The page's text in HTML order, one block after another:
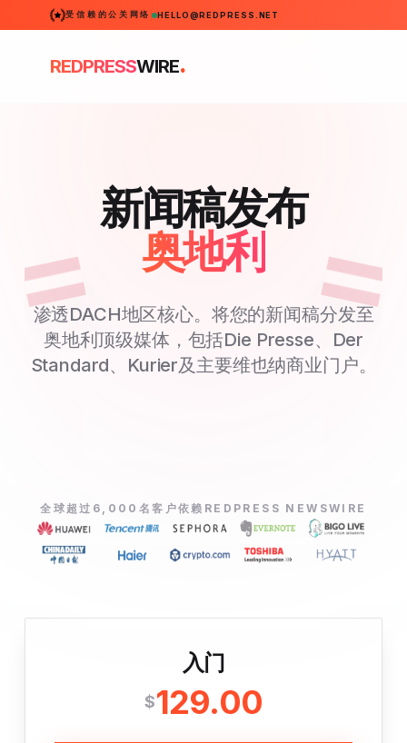
受信赖的公关网络 HELLO@REDPRESS.NET
REDPRESSWIRE.
新闻稿发布
奥地利
渗透DACH地区核心。将您的新闻稿分发至
奥地利顶级媒体，包括Die Presse、Der
Standard、Kurier及主要维也纳商业门户。
全球超过6,000名客户依赖REDPRESS NEWSWIRE
入门
$129.00